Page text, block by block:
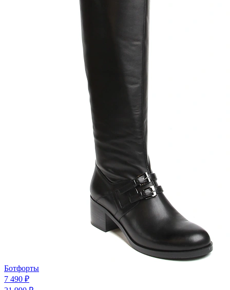
Ботфорты
7 490 ₽